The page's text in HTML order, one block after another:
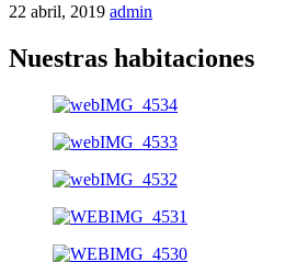
22 abril, 2019 admin
Nuestras habitaciones